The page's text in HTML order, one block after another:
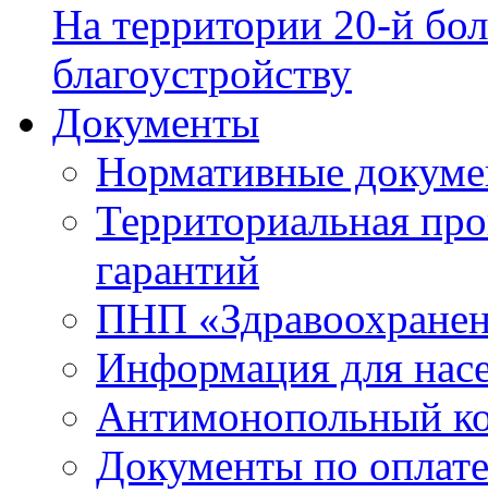
На территории 20-й
благоустройству
Документы
Нормативные
Территориальная
гарантий
ПНП
Информация для
Антимонопольный
Документы по